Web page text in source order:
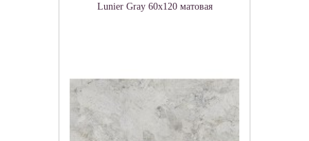
Lunier Gray 60х120 матовая